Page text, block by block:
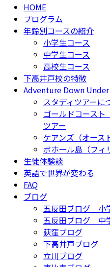
HOME
プログラム
年齢別コースの紹介
小学生コース
中学生コース
高校生コース
下高井戸校の特徴
Adventure Down Under
スタディツアーに
ゴールドコースト
ツアー
ケアンズ（オース
ボホール島（フィ
生徒体験談
英語で世界が変わる
FAQ
ブログ
五反田ブログ 小
五反田ブログ 中
荻窪ブログ
下高井戸ブログ
立川ブログ